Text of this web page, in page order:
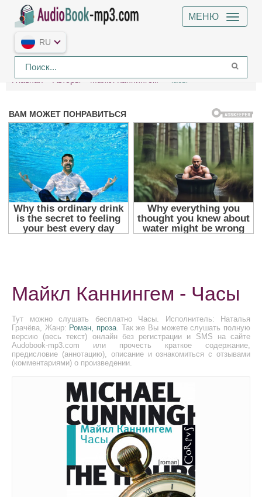
МЕНЮ
RU
Главная Авторы Майкл Каннингем Часы
Майкл Каннингем - Часы
Тут можно слушать бесплатно Часы. Исполнитель: Наталья
Грачёва, Жанр: Роман, проза. Так же Вы можете слушать полную
версию (весь текст) онлайн без регистрации и SMS на сайте
Audobook-mp3.com или прочесть краткое содержание,
предисловие (аннотацию), описание и ознакомиться с отзывами
(комментариями) о произведении.